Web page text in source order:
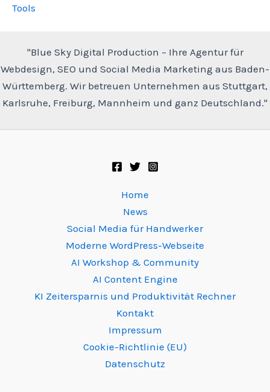
Tools
"Blue Sky Digital Production – Ihre Agentur für
Webdesign, SEO und Social Media Marketing aus Baden-
Württemberg. Wir betreuen Unternehmen aus Stuttgart,
Karlsruhe, Freiburg, Mannheim und ganz Deutschland."
Home
News
Social Media für Handwerker
Moderne WordPress-Webseite
AI Workshop & Community
AI Content Engine
KI Zeitersparnis und Produktivität Rechner
Kontakt
Impressum
Cookie-Richtlinie (EU)
Datenschutz